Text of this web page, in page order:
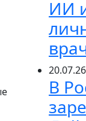
ИИ
20.07.26
В